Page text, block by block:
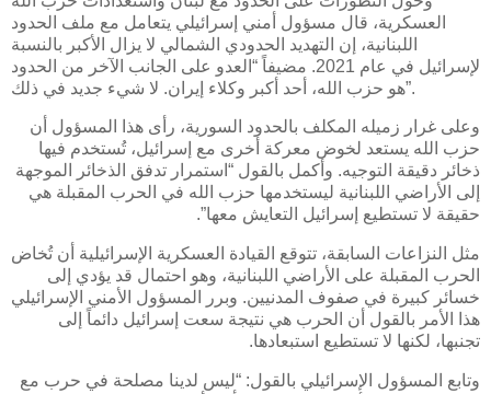
العسكرية، قال مسؤول أمني إسرائيلي يتعامل مع ملف الحدود
اللبنانية، إن التهديد الحدودي الشمالي لا يزال الأكبر بالنسبة
لإسرائيل في عام 2021. مضيفاً “العدو على الجانب الآخر من الحدود
هو حزب الله، أحد أكبر وكلاء إيران. لا شيء جديد في ذلك”.
وعلى غرار زميله المكلف بالحدود السورية، رأى هذا المسؤول أن
حزب الله يستعد لخوض معركة أخرى مع إسرائيل، تُستخدم فيها
ذخائر دقيقة التوجيه. وأكمل بالقول “استمرار تدفق الذخائر الموجهة
إلى الأراضي اللبنانية ليستخدمها حزب الله في الحرب المقبلة هي
حقيقة لا تستطيع إسرائيل التعايش معها”.
مثل النزاعات السابقة، تتوقع القيادة العسكرية الإسرائيلية أن تُخاض
الحرب المقبلة على الأراضي اللبنانية، وهو احتمال قد يؤدي إلى
خسائر كبيرة في صفوف المدنيين. وبرر المسؤول الأمني الإسرائيلي
هذا الأمر بالقول أن الحرب هي نتيجة سعت إسرائيل دائماً إلى
تجنبها، لكنها لا تستطيع استبعادها.
وتابع المسؤول الإسرائيلي بالقول: “ليس لدينا مصلحة في حرب مع